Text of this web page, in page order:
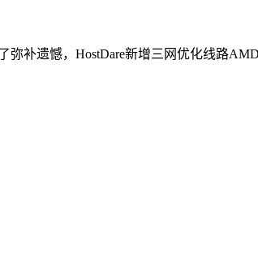
补遗憾，HostDare新增三网优化线路